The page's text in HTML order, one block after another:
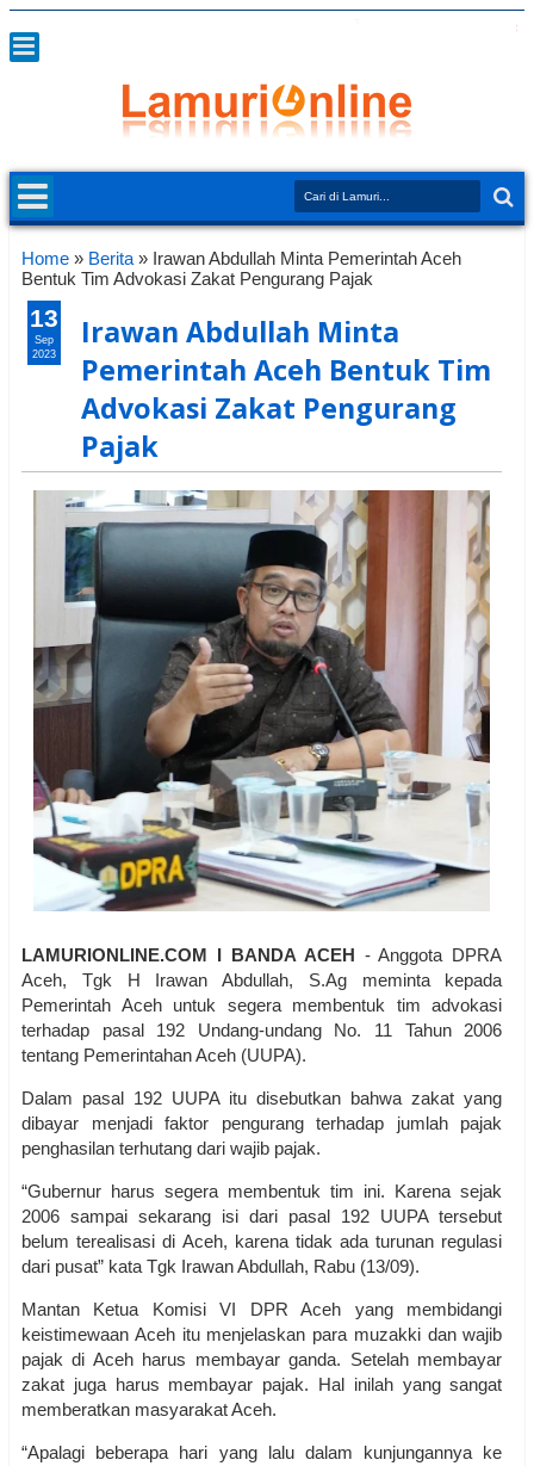
Home » Berita » Irawan Abdullah Minta Pemerintah Aceh
Bentuk Tim Advokasi Zakat Pengurang Pajak
Irawan Abdullah Minta
Pemerintah Aceh Bentuk Tim
Advokasi Zakat Pengurang
Pajak
LAMURIONLINE.COM I BANDA ACEH - Anggota DPRA
Aceh, Tgk H Irawan Abdullah, S.Ag meminta kepada
Pemerintah Aceh untuk segera membentuk tim advokasi
terhadap pasal 192 Undang-undang No. 11 Tahun 2006
tentang Pemerintahan Aceh (UUPA).
Dalam pasal 192 UUPA itu disebutkan bahwa zakat yang
dibayar menjadi faktor pengurang terhadap jumlah pajak
penghasilan terhutang dari wajib pajak.
“Gubernur harus segera membentuk tim ini. Karena sejak
2006 sampai sekarang isi dari pasal 192 UUPA tersebut
belum terealisasi di Aceh, karena tidak ada turunan regulasi
dari pusat” kata Tgk Irawan Abdullah, Rabu (13/09).
Mantan Ketua Komisi VI DPR Aceh yang membidangi
keistimewaan Aceh itu menjelaskan para muzakki dan wajib
pajak di Aceh harus membayar ganda. Setelah membayar
zakat juga harus membayar pajak. Hal inilah yang sangat
memberatkan masyarakat Aceh.
“Apalagi beberapa hari yang lalu dalam kunjungannya ke
13
Sep
2023